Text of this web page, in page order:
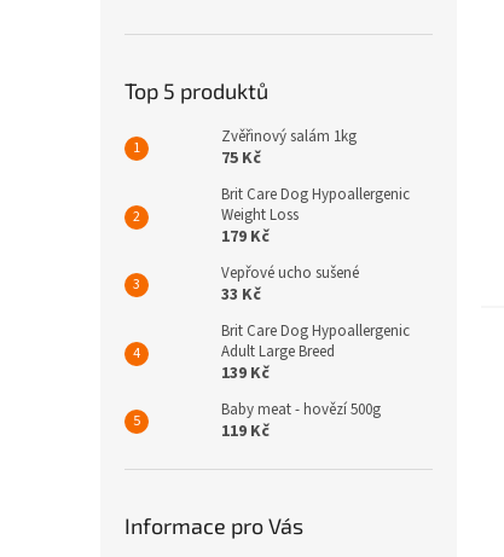
Top 5 produktů
Zvěřinový salám 1kg
75 Kč
Brit Care Dog Hypoallergenic
Weight Loss
179 Kč
Vepřové ucho sušené
33 Kč
Brit Care Dog Hypoallergenic
Adult Large Breed
139 Kč
Baby meat - hovězí 500g
119 Kč
Informace pro Vás